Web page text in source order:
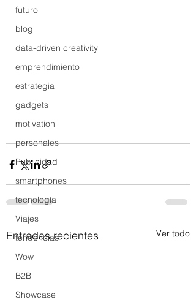
futuro
blog
data-driven creativity
emprendimiento
estrategia
gadgets
motivation
personales
Publicidad
smartphones
tecnología
Viajes
tendencias
Wow
B2B
Showcase
Entradas recientes Ver todo